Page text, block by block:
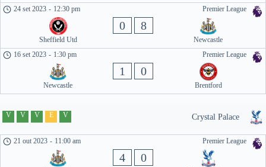
Premier League
24 set 2023 - 12:30 pm
Sheffield Utd
0 8
Newcastle
Premier League
16 set 2023 - 1:30 pm
Newcastle
1 0
Brentford
Crystal Palace
V V V E V
Premier League
21 out 2023 - 11:00 am
4 0